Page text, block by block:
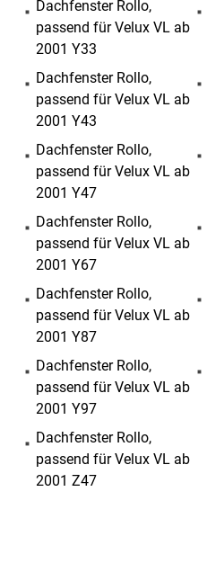
Dachfenster Rollo,
passend für Velux VL ab
2001 Y33
Dachfenster Rollo,
passend für Velux VL ab
2001 Y43
Dachfenster Rollo,
passend für Velux VL ab
2001 Y47
Dachfenster Rollo,
passend für Velux VL ab
2001 Y67
Dachfenster Rollo,
passend für Velux VL ab
2001 Y87
Dachfenster Rollo,
passend für Velux VL ab
2001 Y97
Dachfenster Rollo,
passend für Velux VL ab
2001 Z47